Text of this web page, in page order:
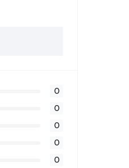
0
0
0
0
0